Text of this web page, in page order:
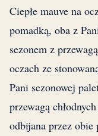
Ciepłe mauve na
pomadką, oba z
sezonem z
oczach ze
Pani sezonowej
przewagą
odbijana przez obie